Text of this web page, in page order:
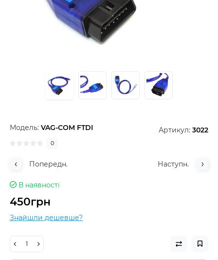
Модель: VAG-COM FTDI Артикул: 3022
0
Попередн. Наступн.
В наявності
450грн
Знайшли дешевше?